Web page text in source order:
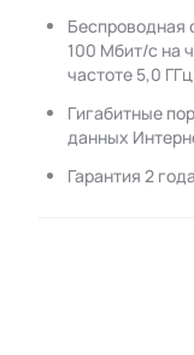
Беспроводная
100 Мбит/с на
частоте 5,0 ГГц
Гигабитные
данных
Гарантия 2 года